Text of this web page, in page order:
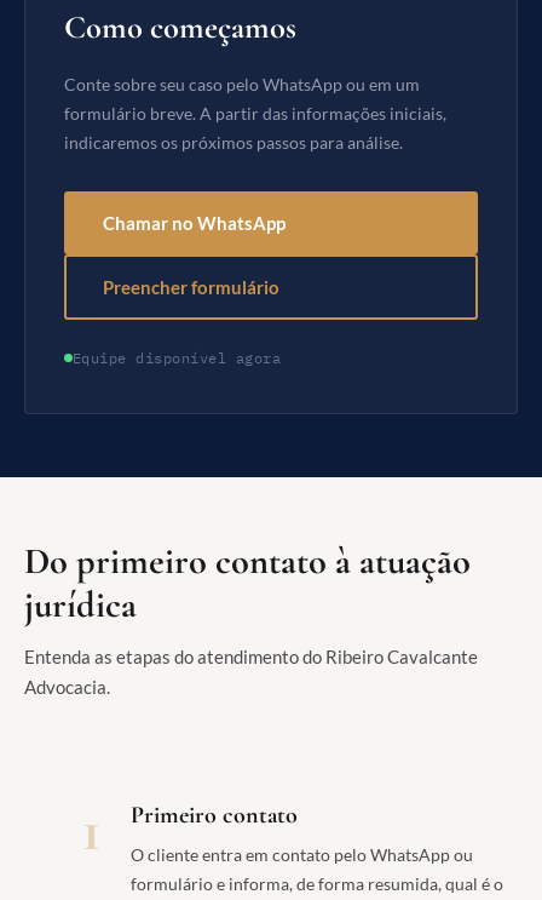
Como começamos
Conte sobre seu caso pelo WhatsApp ou em um
formulário breve. A partir das informações iniciais,
indicaremos os próximos passos para análise.
Chamar no WhatsApp
Preencher formulário
Equipe disponível agora
Do primeiro contato à atuação
jurídica
Entenda as etapas do atendimento do Ribeiro Cavalcante
Advocacia.
1 Primeiro contato
O cliente entra em contato pelo WhatsApp ou
formulário e informa, de forma resumida, qual é o